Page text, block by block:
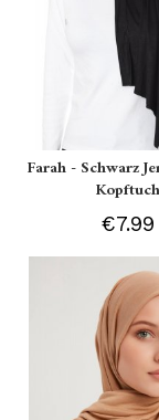
Farah - Schwarz
Kopftuch
€7.99